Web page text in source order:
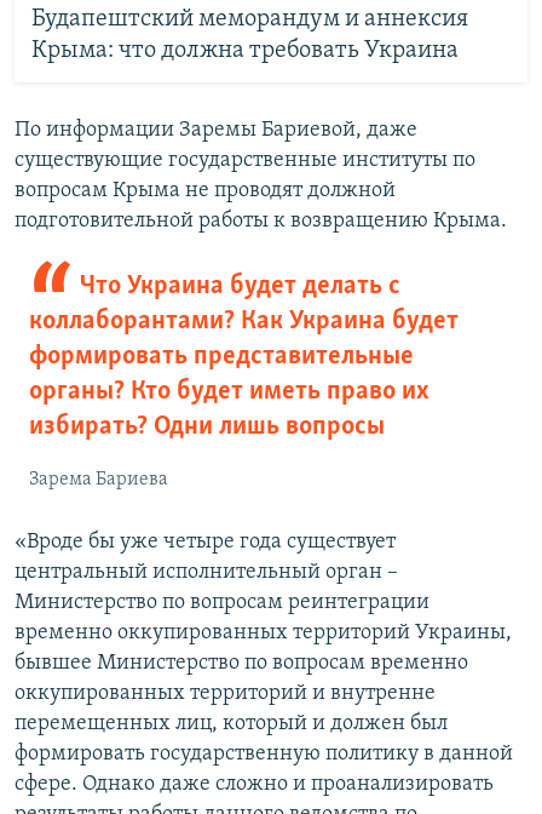
Будапештский меморандум и аннексия
Крыма: что должна требовать Украина
По информации Заремы Бариевой, даже
существующие государственные институты по
вопросам Крыма не проводят должной
подготовительной работы к возвращению Крыма.
Что Украина будет делать с
коллаборантами? Как Украина будет
формировать представительные
органы? Кто будет иметь право их
избирать? Одни лишь вопросы
Зарема Бариева
«Вроде бы уже четыре года существует
центральный исполнительный орган –
Министерство по вопросам реинтеграции
временно оккупированных территорий Украины,
бывшее Министерство по вопросам временно
оккупированных территорий и внутренне
перемещенных лиц, который и должен был
формировать государственную политику в данной
сфере. Однако даже сложно и проанализировать